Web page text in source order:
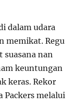
dalam udara
memikat. Regu
suasana nan
keuntungan
keras. Rekor
Packers melalui